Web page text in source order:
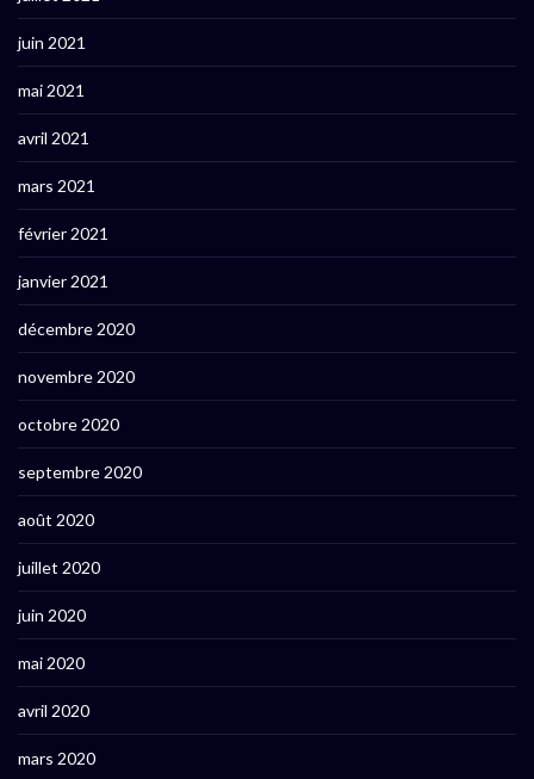
juin 2021
mai 2021
avril 2021
mars 2021
février 2021
janvier 2021
décembre 2020
novembre 2020
octobre 2020
septembre 2020
août 2020
juillet 2020
juin 2020
mai 2020
avril 2020
mars 2020